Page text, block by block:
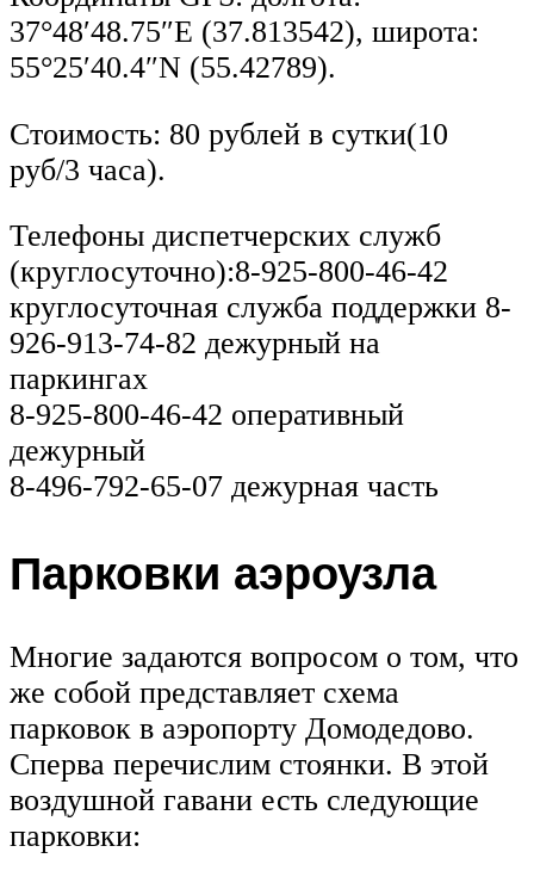
37°48′48.75″E (37.813542), широта:
55°25′40.4″N (55.42789).
Стоимость: 80 рублей в сутки(10
руб/3 часа).
Телефоны диспетчерских служб
(круглосуточно):8-925-800-46-42
круглосуточная служба поддержки 8-
926-913-74-82 дежурный на
паркингах
8-925-800-46-42 оперативный
дежурный
8-496-792-65-07 дежурная часть
Парковки аэроузла
Многие задаются вопросом о том, что
же собой представляет схема
парковок в аэропорту Домодедово.
Сперва перечислим стоянки. В этой
воздушной гавани есть следующие
парковки: